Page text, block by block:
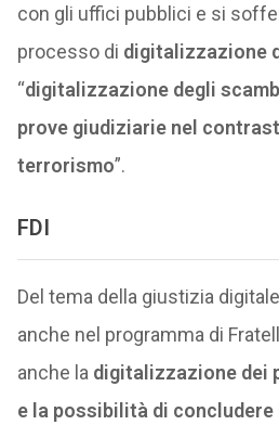
con gli uffici pubblici e si
processo di digitalizzazione
“digitalizzazione degli
prove giudiziarie nel
terrorismo”.
FDI
Del tema della giustizia
anche nel programma di
anche la digitalizzazione dei
e la possibilità di